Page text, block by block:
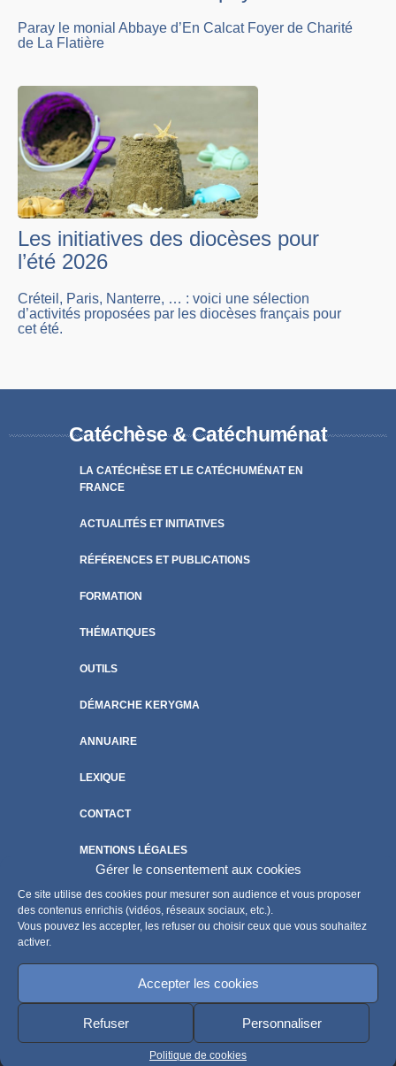
Gérer le consentement aux cookies
Ce site utilise des cookies pour mesurer son audience et vous proposer
des contenus enrichis (vidéos, réseaux sociaux, etc.).
Vous pouvez les accepter, les refuser ou choisir ceux que vous souhaitez
activer.
Accepter les cookies
Refuser Personnaliser
Politique de cookies
Paray le monial Abbaye d’En Calcat Foyer de Charité
de La Flatière
Les initiatives des diocèses pour
l’été 2026
Créteil, Paris, Nanterre, … : voici une sélection
d’activités proposées par les diocèses français pour
cet été.
Catéchèse & Catéchuménat
LA CATÉCHÈSE ET LE CATÉCHUMÉNAT EN
FRANCE
ACTUALITÉS ET INITIATIVES
RÉFÉRENCES ET PUBLICATIONS
FORMATION
THÉMATIQUES
OUTILS
DÉMARCHE KERYGMA
ANNUAIRE
LEXIQUE
CONTACT
MENTIONS LÉGALES